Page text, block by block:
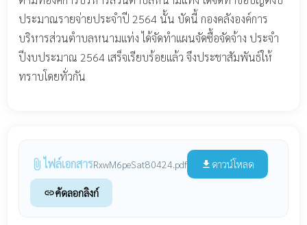
ประมาณรายจ่ายประจำปี 2564 นั้น บัดนี้ กองคลังองค์การ
บริหารส่วนตำบลหนามแท่ง ได้จัดทำแผนจัดซื้อจัดจ้าง ประจำ
ปีงบประมาณ 2564 เสร็จเรียบร้อยแล้ว จึงประชาสัมพันธ์ให้
ทราบโดยทั่วกัน
attach_file ไฟล์เอกสารRxwM6peSat80424.pdf file_download ดาวน์โหลด
linkคัดลอกลิงก์